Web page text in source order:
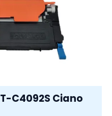
C4092S Ciano